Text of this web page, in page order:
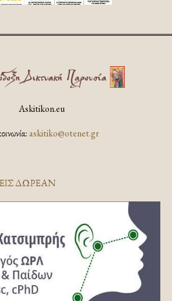
Askitikon.eu
askitiko@otenet.gr
ΔΩΡΕΆΝ